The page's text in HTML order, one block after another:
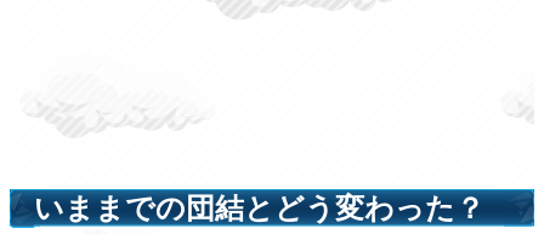
いままでの団結とどう変わった？